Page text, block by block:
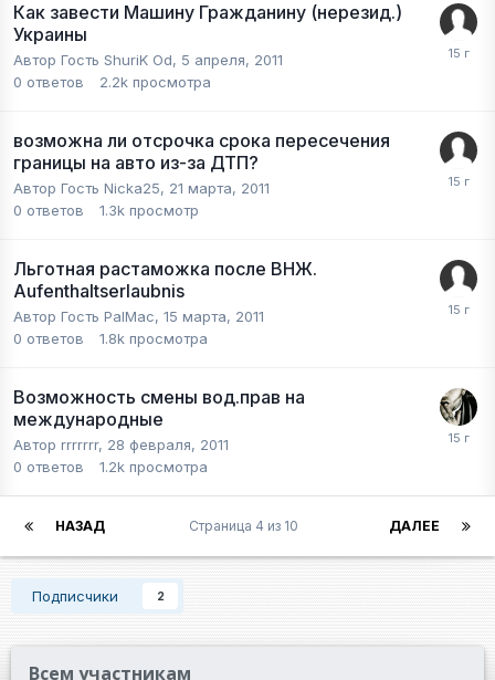
Как завести Машину Гражданину (нерезид.)
Украины
Автор Гость ShuriK Od, 5 апреля, 2011
0 ответов 2.2k просмотра
возможна ли отсрочка срока пересечения
границы на авто из-за ДТП?
Автор Гость Nicka25, 21 марта, 2011
0 ответов 1.3k просмотр
Льготная растаможка после ВНЖ.
Aufenthaltserlaubnis
Автор Гость PalMac, 15 марта, 2011
0 ответов 1.8k просмотра
Возможность смены вод.прав на
международные
Автор rrrrrrr, 28 февраля, 2011
0 ответов 1.2k просмотра
НАЗАД ДАЛЕЕ
Страница 4 из 10
Подписчики 2
Всем участникам